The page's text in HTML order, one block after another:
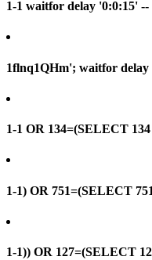
1-1 waitfor delay '0:0:15' --
1flnq1QHm'; waitfor delay
1-1 OR 134=(SELECT
1-1) OR 751=(SELECT
1-1)) OR 127=(SELECT